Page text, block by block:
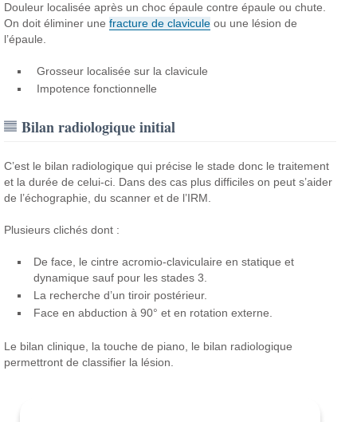
Douleur localisée après un choc épaule contre épaule ou chute.
On doit éliminer unefracture de clavicule ou une lésion de
l’épaule.
Grosseur localisée sur la clavicule
Impotence fonctionnelle
Bilan radiologique initial
C’est le bilan radiologique qui précise le stade donc le traitement
et la durée de celui-ci. Dans des cas plus difficiles on peut s’aider
de l’échographie, du scanner et de l’IRM.
Plusieurs clichés dont :
De face, le cintre acromio-claviculaire en statique et
dynamique sauf pour les stades 3.
La recherche d’un tiroir postérieur.
Face en abduction à 90° et en rotation externe.
Le bilan clinique, la touche de piano, le bilan radiologique
permettront de classifier la lésion.